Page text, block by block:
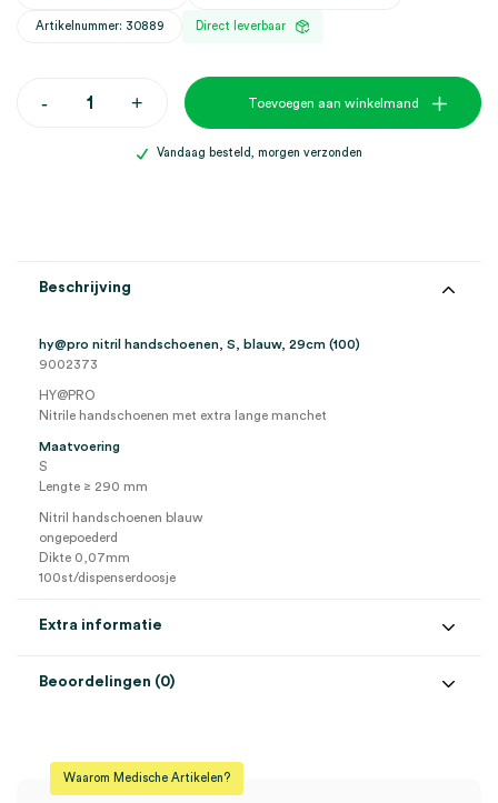
Artikelnummer: 30889 Direct leverbaar
-hy@pro
+ Toevoegen aan winkelmand
Vandaag besteld, morgen verzonden
Beschrijving
hy@pro nitril handschoenen, S, blauw, 29cm (100)
9002373
HY@PRO
Nitrile handschoenen met extra lange manchet
Maatvoering
S
Lengte ≥ 290 mm
Nitril handschoenen blauw
ongepoederd
Dikte 0,07mm
100st/dispenserdoosje
Extra informatie
Gewicht 6.5 gram
Beoordelingen (0)
Er zijn nog geen beoordelingen.
Waarom Medische Artikelen?